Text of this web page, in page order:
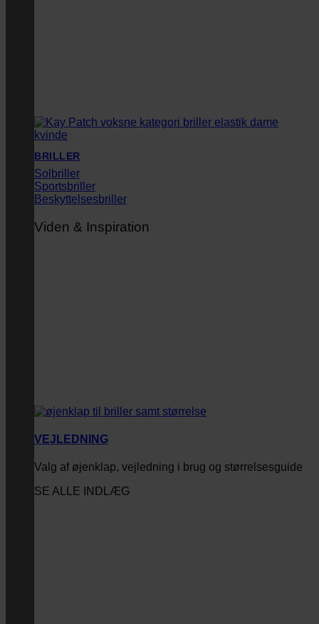
BRILLER
Solbriller
Sportsbriller
Beskyttelsesbriller
Viden & Inspiration
VEJLEDNING
Valg af øjenklap, vejledning i brug og størrelsesguide
SE ALLE INDLÆG